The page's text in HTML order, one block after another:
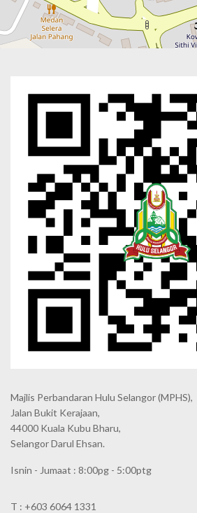
Majlis Perbandaran Hulu Selangor (MPHS),
Jalan Bukit Kerajaan,
44000 Kuala Kubu Bharu,
Selangor Darul Ehsan.
Isnin - Jumaat : 8:00pg - 5:00ptg
T : +603 6064 1331